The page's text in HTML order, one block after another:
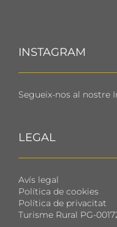
INSTAGRAM
Segueix-nos al nostre
LEGAL
Avís legal
Política de cookies
Política de privacitat
Turisme Rural PG-